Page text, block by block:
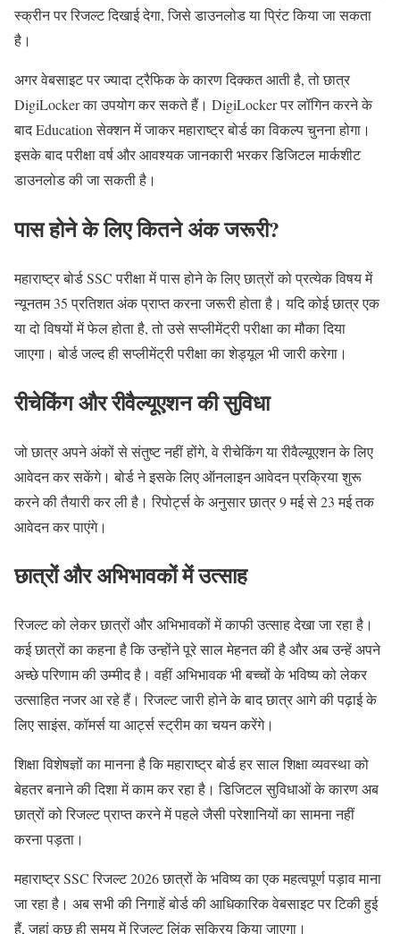
स्क्रीन पर रिजल्ट दिखाई देगा, जिसे डाउनलोड या प्रिंट किया जा सकता
है।
अगर वेबसाइट पर ज्यादा ट्रैफिक के कारण दिक्कत आती है, तो छात्र
DigiLocker का उपयोग कर सकते हैं। DigiLocker पर लॉगिन करने के
बाद Education सेक्शन में जाकर महाराष्ट्र बोर्ड का विकल्प चुनना होगा।
इसके बाद परीक्षा वर्ष और आवश्यक जानकारी भरकर डिजिटल मार्कशीट
डाउनलोड की जा सकती है।
पास होने के लिए कितने अंक जरूरी?
महाराष्ट्र बोर्ड SSC परीक्षा में पास होने के लिए छात्रों को प्रत्येक विषय में
न्यूनतम 35 प्रतिशत अंक प्राप्त करना जरूरी होता है। यदि कोई छात्र एक
या दो विषयों में फेल होता है, तो उसे सप्लीमेंट्री परीक्षा का मौका दिया
जाएगा। बोर्ड जल्द ही सप्लीमेंट्री परीक्षा का शेड्यूल भी जारी करेगा।
रीचेकिंग और रीवैल्यूएशन की सुविधा
जो छात्र अपने अंकों से संतुष्ट नहीं होंगे, वे रीचेकिंग या रीवैल्यूएशन के लिए
आवेदन कर सकेंगे। बोर्ड ने इसके लिए ऑनलाइन आवेदन प्रक्रिया शुरू
करने की तैयारी कर ली है। रिपोर्ट्स के अनुसार छात्र 9 मई से 23 मई तक
आवेदन कर पाएंगे।
छात्रों और अभिभावकों में उत्साह
रिजल्ट को लेकर छात्रों और अभिभावकों में काफी उत्साह देखा जा रहा है।
कई छात्रों का कहना है कि उन्होंने पूरे साल मेहनत की है और अब उन्हें अपने
अच्छे परिणाम की उम्मीद है। वहीं अभिभावक भी बच्चों के भविष्य को लेकर
उत्साहित नजर आ रहे हैं। रिजल्ट जारी होने के बाद छात्र आगे की पढ़ाई के
लिए साइंस, कॉमर्स या आर्ट्स स्ट्रीम का चयन करेंगे।
शिक्षा विशेषज्ञों का मानना है कि महाराष्ट्र बोर्ड हर साल शिक्षा व्यवस्था को
बेहतर बनाने की दिशा में काम कर रहा है। डिजिटल सुविधाओं के कारण अब
छात्रों को रिजल्ट प्राप्त करने में पहले जैसी परेशानियों का सामना नहीं
करना पड़ता।
महाराष्ट्र SSC रिजल्ट 2026 छात्रों के भविष्य का एक महत्वपूर्ण पड़ाव माना
जा रहा है। अब सभी की निगाहें बोर्ड की आधिकारिक वेबसाइट पर टिकी हुई
हैं, जहां कुछ ही समय में रिजल्ट लिंक सक्रिय किया जाएगा।